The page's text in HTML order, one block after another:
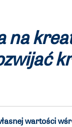
na
wartości